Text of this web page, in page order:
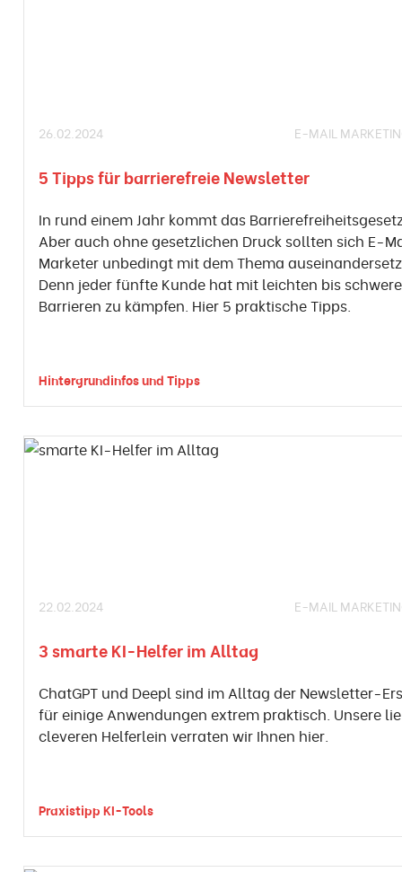
26.02.2024 E-MAIL
5 Tipps für barrierefreie Newsletter
In rund einem Jahr kommt das
Aber auch ohne gesetzlichen Druck sollten sich E-
Marketer unbedingt mit dem Thema
Denn jeder fünfte Kunde hat mit leichten bis
Barrieren zu kämpfen. Hier 5 praktische Tipps.
Hintergrundinfos und Tipps
22.02.2024 E-MAIL
3 smarte KI-Helfer im Alltag
ChatGPT und Deepl sind im Alltag der Newsletter-
für einige Anwendungen extrem praktisch. Unsere
cleveren Helferlein verraten wir Ihnen hier.
Praxistipp KI-Tools